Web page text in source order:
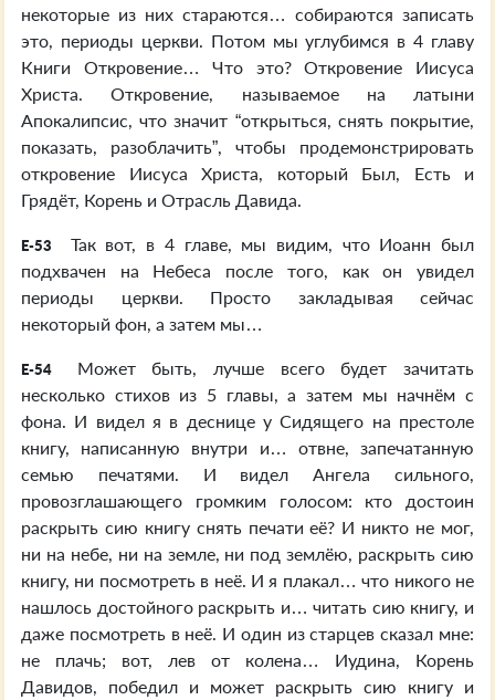
некоторые из них стараются… собираются записать
это, периоды церкви. Потом мы углубимся в 4 главу
Книги Откровение… Что это? Откровение Иисуса
Христа. Откровение, называемое на латыни
Апокалипсис, что значит “открыться, снять покрытие,
показать, разоблачить”, чтобы продемонстрировать
откровение Иисуса Христа, который Был, Есть и
Грядёт, Корень и Отрасль Давида.
E-53
Так вот, в 4 главе, мы видим, что Иоанн был
подхвачен на Небеса после того, как он увидел
периоды церкви. Просто закладывая сейчас
некоторый фон, а затем мы…
E-54
Может быть, лучше всего будет зачитать
несколько стихов из 5 главы, а затем мы начнём с
фона. И видел я в деснице у Сидящего на престоле
книгу, написанную внутри и… отвне, запечатанную
семью печатями. И видел Ангела сильного,
провозглашающего громким голосом: кто достоин
раскрыть сию книгу снять печати её? И никто не мог,
ни на небе, ни на земле, ни под землёю, раскрыть сию
книгу, ни посмотреть в неё. И я плакал… что никого не
нашлось достойного раскрыть и… читать сию книгу, и
даже посмотреть в неё. И один из старцев сказал мне:
не плачь; вот, лев от колена… Иудина, Корень
Давидов, победил и может раскрыть сию книгу и